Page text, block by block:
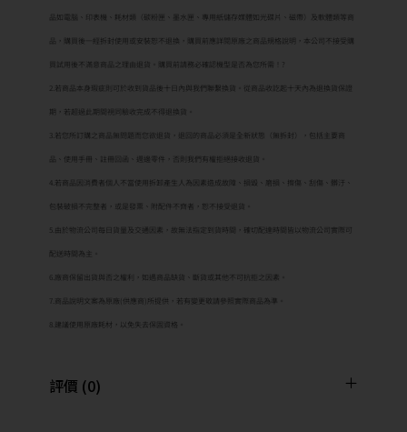
品如電腦、印表機、耗材類（碳粉匣、墨水匣、專用紙儲存媒體如光碟片、磁帶）及軟體類等商
品，購買後一經拆封使用或安裝恕不退換，購買前應詳閱原廠之商品規格說明，本公司不接受購
買試用後不滿意商品之理由退貨。購買前請務必確認機型是否為您所需！?
2.若商品本身瑕疵則可於收到貨品後十日內與我們聯繫換貨。從商品收訖起十天內為退換貨保證
期，若超過此期間視同驗收完成不得退換貨。
3.若您所訂購之商品無問題而您欲退貨，退回的商品必須是全新狀態（無拆封），包括主要商
品、使用手冊、註冊回函、週邊零件，否則我們有權拒絕接收退貨。
4.若商品因消費者個人不當使用拆卸產生人為因素造成故障、損毀、磨損、擦傷、刮傷、髒汙、
包裝破損不完整者，或是發票、附配件不齊者，恕不接受退貨。
5.由於物流公司每日貨量及交通因素，故無法指定到貨時間，確切配達時間皆以物流公司實際可
配送時間為主。
6.廠商保留出貨與否之權利，如遇商品缺貨、斷貨或其他不可抗拒之因素。
7.商品說明文案為原廠(供應商)所提供，若有變更敬請參照實際商品為準。
8.建議使用原廠耗材，以免失去保固資格。
評價 (0)